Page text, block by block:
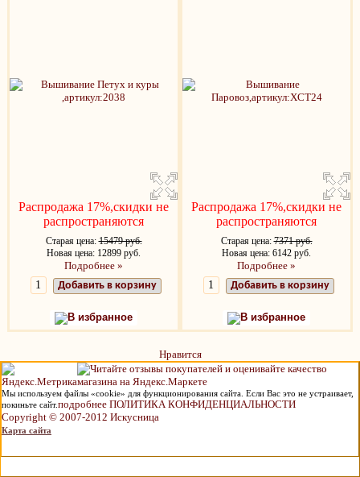
Распродажа 17%,скидки не
распространяются
Старая цена:15479 руб.
Новая цена: 12899 руб.
Подробнее »
Добавить в корзину
В избранное
Распродажа 17%,скидки не
распространяются
Старая цена:7371 руб.
Новая цена: 6142 руб.
Подробнее »
Добавить в корзину
В избранное
Нравится
Мы используем файлы «cookie» для функционирования сайта. Если Вас это не устраивает,
покиньте сайт.подробнее ПОЛИТИКА КОНФИДЕНЦИАЛЬНОСТИ
Copyright © 2007-2012 Искусница
Карта сайта